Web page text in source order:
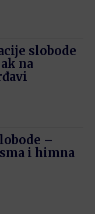
slobode
na
–
i himna